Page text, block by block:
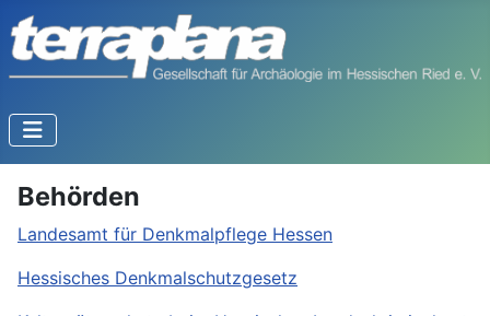
Behörden
Landesamt für Denkmalpflege Hessen
Hessisches Denkmalschutzgesetz